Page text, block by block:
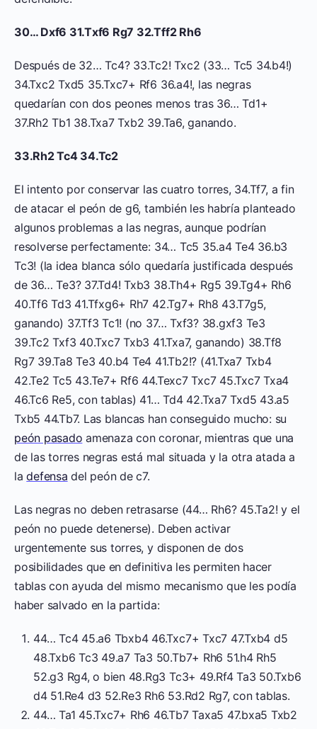
30… Dxf6 31.Txf6 Rg7 32.Tff2 Rh6
Después de 32… Tc4? 33.Tc2! Txc2 (33… Tc5 34.b4!)
34.Txc2 Txd5 35.Txc7+ Rf6 36.a4!, las negras
quedarían con dos peones menos tras 36… Td1+
37.Rh2 Tb1 38.Txa7 Txb2 39.Ta6, ganando.
33.Rh2 Tc4 34.Tc2
El intento por conservar las cuatro torres, 34.Tf7, a fin
de atacar el peón de g6, también les habría planteado
algunos problemas a las negras, aunque podrían
resolverse perfectamente: 34… Tc5 35.a4 Te4 36.b3
Tc3! (la idea blanca sólo quedaría justificada después
de 36… Te3? 37.Td4! Txb3 38.Th4+ Rg5 39.Tg4+ Rh6
40.Tf6 Td3 41.Tfxg6+ Rh7 42.Tg7+ Rh8 43.T7g5,
ganando) 37.Tf3 Tc1! (no 37… Txf3? 38.gxf3 Te3
39.Tc2 Txf3 40.Txc7 Txb3 41.Txa7, ganando) 38.Tf8
Rg7 39.Ta8 Te3 40.b4 Te4 41.Tb2!? (41.Txa7 Txb4
42.Te2 Tc5 43.Te7+ Rf6 44.Texc7 Txc7 45.Txc7 Txa4
46.Tc6 Re5, con tablas) 41… Td4 42.Txa7 Txd5 43.a5
Txb5 44.Tb7. Las blancas han conseguido mucho: su
peón pasado amenaza con coronar, mientras que una
de las torres negras está mal situada y la otra atada a
ladefensa del peón de c7.
Las negras no deben retrasarse (44… Rh6? 45.Ta2! y el
peón no puede detenerse). Deben activar
urgentemente sus torres, y disponen de dos
posibilidades que en definitiva les permiten hacer
tablas con ayuda del mismo mecanismo que les podía
haber salvado en la partida:
44… Tc4 45.a6 Tbxb4 46.Txc7+ Txc7 47.Txb4 d5
48.Txb6 Tc3 49.a7 Ta3 50.Tb7+ Rh6 51.h4 Rh5
52.g3 Rg4, o bien 48.Rg3 Tc3+ 49.Rf4 Ta3 50.Txb6
d4 51.Re4 d3 52.Re3 Rh6 53.Rd2 Rg7, con tablas.
44… Ta1 45.Txc7+ Rh6 46.Tb7 Taxa5 47.bxa5 Txb2